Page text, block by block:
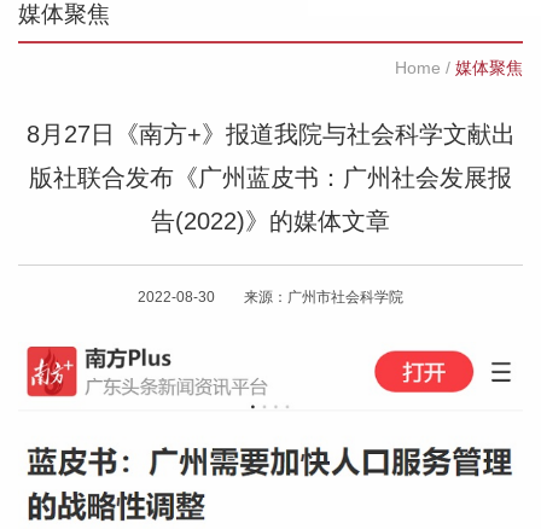
媒体聚焦
Home / 媒体聚焦
8月27日《南方+》报道我院与社会科学文献出
版社联合发布《广州蓝皮书：广州社会发展报
告(2022)》的媒体文章
2022-08-30 来源：广州市社会科学院